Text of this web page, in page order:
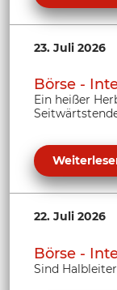
23. Juli 2026
Börse -
Ein heißer
22. Juli 2026
Börse -
Sind